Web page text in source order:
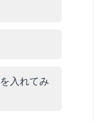
入れてみ